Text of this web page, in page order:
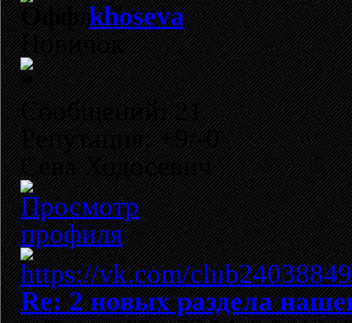
khoseva
Новичок
Сообщений: 21
Репутация: +9/-0
Сева Ходосевич
Re: 2 новых раздела